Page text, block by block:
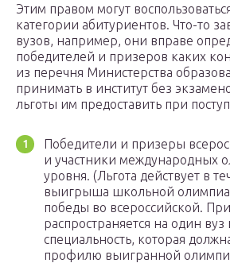
Этим правом могут
категории абитуриентов. Что-то
вузов, например, они вправе
победителей и призеров каких
из перечня Министерства
принимать в институт без
льготы им предоставить при
Победители и призеры
и участники международных
уровня. (Льгота действует в
выигрыша школьной
победы во всероссийской.
распространяется на один вуз
специальность, которая
профилю выигранной